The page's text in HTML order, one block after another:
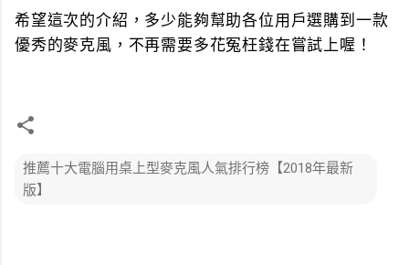
希望這次的介紹，多少能夠幫助各位用戶選購到一款
優秀的麥克風，不再需要多花冤枉錢在嘗試上喔！
推薦十大電腦用桌上型麥克風人氣排行榜【2018年最新
版】